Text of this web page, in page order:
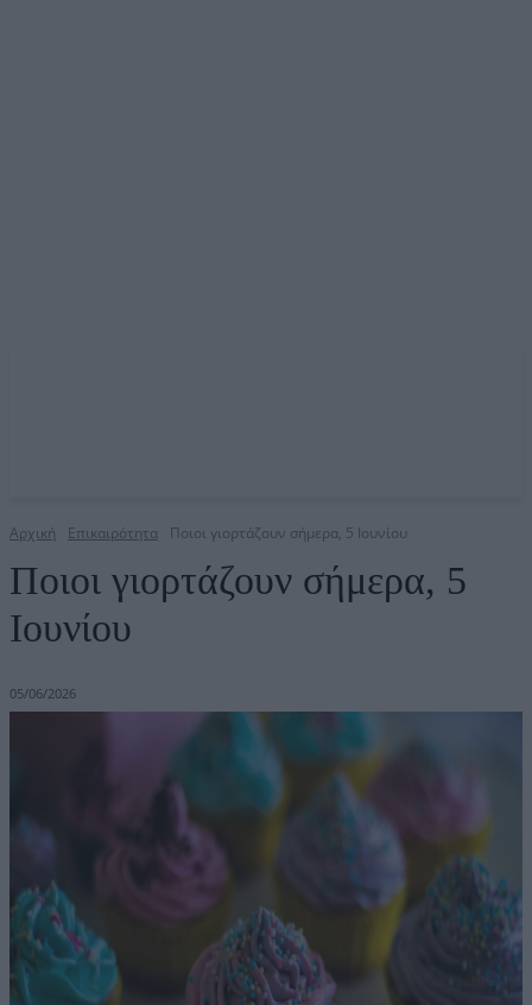
Αρχική Επικαιρότητα Ποιοι γιορτάζουν σήμερα, 5 Ιουνίου
Ποιοι γιορτάζουν σήμερα, 5
Ιουνίου
05/06/2026